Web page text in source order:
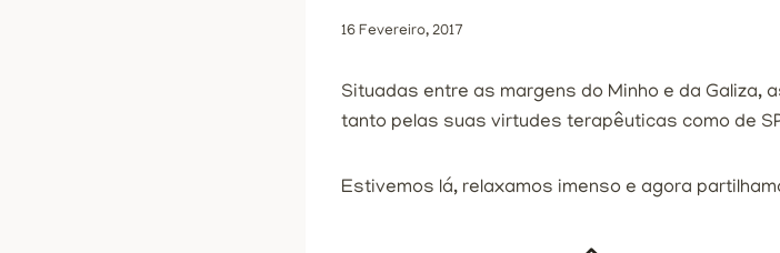
16 Fevereiro, 2017
Situadas entre as margens do Minho e da Galiza,
tanto pelas suas virtudes terapêuticas como de
Estivemos lá, relaxamos imenso e agora